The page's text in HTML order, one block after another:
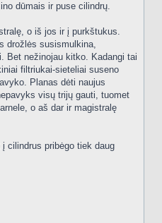
dūmais ir puse cilindrų.
o iš jos ir į purkštukus.
drožlės susismulkina,
Bet nežinojau kitko. Kadangi tai
filtriukai-sieteliai suseno
Planas dėti naujus
visų trijų gauti, tuomet
o aš dar ir magistralę
cilindrus pribėgo tiek daug